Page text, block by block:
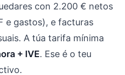
con 2.200 € netos
e gastos), e facturas
A túa tarifa mínima
+ IVE. Ese é o teu